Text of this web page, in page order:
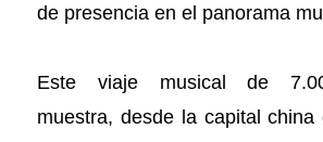
de presencia en el panorama
Este viaje musical de
muestra, desde la capital china